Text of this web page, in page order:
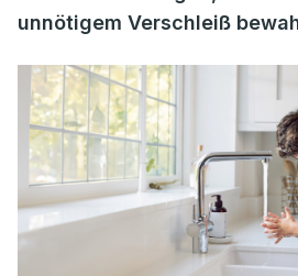
unnötigem Verschleiß